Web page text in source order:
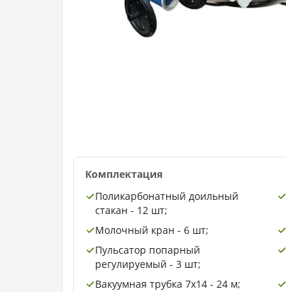
Комплектация
Поликарбонатный доильный
стакан - 12 шт;
Молочный кран - 6 шт;
Пульсатор попарный
регулируемый - 3 шт;
Вакуумная трубка 7х14 - 24 м;